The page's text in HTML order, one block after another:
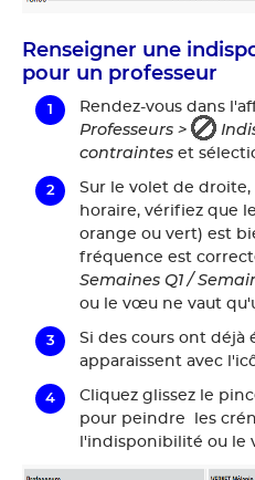
Renseigner une
pour un professeur
Rendez-vous dans
Professeurs >
contraintes et
Sur le volet de droite,
horaire, vérifiez que
orange ou vert) est
fréquence est
Semaines Q1 /
ou le vœu ne vaut
Si des cours ont déjà
apparaissent avec
Cliquez glissez le
pour peindre les
l'indisponibilité ou le